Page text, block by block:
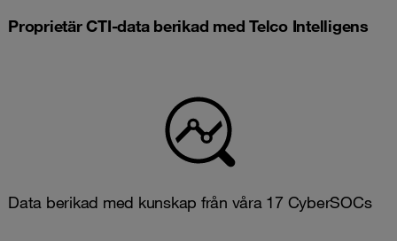
Proprietär CTI-data berikad med Telco Intelligens
Data berikad med kunskap från våra 17 CyberSOCs